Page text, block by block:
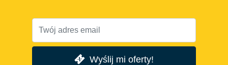
Wyślij mi oferty!